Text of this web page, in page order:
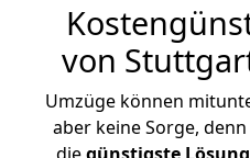
von
Umzüge können
aber keine Sorge,